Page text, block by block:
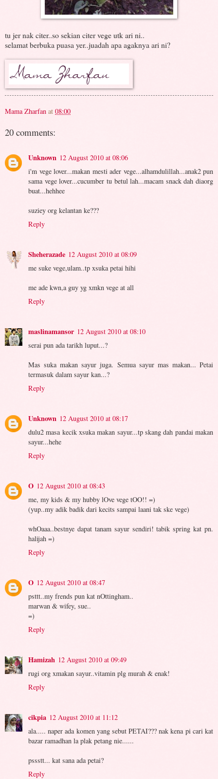
tu jer nak citer..so sekian citer vege utk ari ni..
selamat berbuka puasa yer..juadah apa agaknya ari ni?
Mama Zharfan at 08:00
20 comments:
Unknown 12 August 2010 at 08:06
i'm vege lover...makan mesti ader vege...alhamdulillah...anak2 pun
sama vege lover...cucumber tu betul lah...macam snack dah diaorg
buat...hehhee
suziey org kelantan ke???
Reply
Sheherazade 12 August 2010 at 08:09
me suke vege,ulam..tp xsuka petai hihi
me ade kwn,a guy yg xmkn vege at all
Reply
maslinamansor 12 August 2010 at 08:10
serai pun ada tarikh luput...?
Mas suka makan sayur juga. Semua sayur mas makan... Petai
termasuk dalam sayur kan...?
Reply
Unknown 12 August 2010 at 08:17
dulu2 masa kecik xsuka makan sayur...tp skang dah pandai makan
sayur...hehe
Reply
O 12 August 2010 at 08:43
me, my kids & my hubby lOve vege tOO!! =)
(yup..my adik badik dari kecits sampai laani tak ske vege)
whOaaa..bestnye dapat tanam sayur sendiri! tabik spring kat pn.
halijah =)
Reply
O 12 August 2010 at 08:47
psttt..my frends pun kat nOttingham..
marwan & wifey, sue..
=)
Reply
Hamizah 12 August 2010 at 09:49
rugi org xmakan sayur..vitamin plg murah & enak!
Reply
cikpia 12 August 2010 at 11:12
ala..... naper ada komen yang sebut PETAI??? nak kena pi cari kat
bazar ramadhan la plak petang nie......
pssstt... kat sana ada petai?
Reply